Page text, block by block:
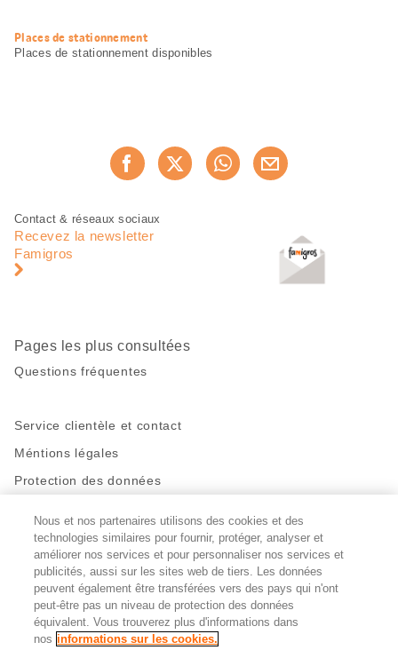
Informations
utiles
Places de stationnement
Places de stationnement disponibles
Recommander maintenant
Pied
page
Navigation
pied
Contact & réseaux sociaux
Recevez la newsletter
Famigros
Pages les plus consultées
Questions fréquentes
Service clientèle et contact
Méntions légales
Protection des données
Restez en contact!
Facebook
http://twitter.com/migros
https://www.youtube.com/user/
PinterestInstagram
Paramètres des cookies
Nous et nos partenaires utilisons des cookies et des
technologies similaires pour fournir, protéger, analyser et
améliorer nos services et pour personnaliser nos services et
publicités, aussi sur les sites web de tiers. Les données
peuvent également être transférées vers des pays qui n'ont
peut-être pas un niveau de protection des données
équivalent. Vous trouverez plus d'informations dans
nos informations sur les cookies.